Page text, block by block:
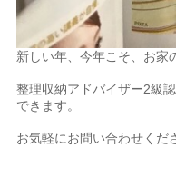
新しい年、今年こそ、お家
整理収納アドバイザー2級
できます。
お気軽にお問い合わせくだ